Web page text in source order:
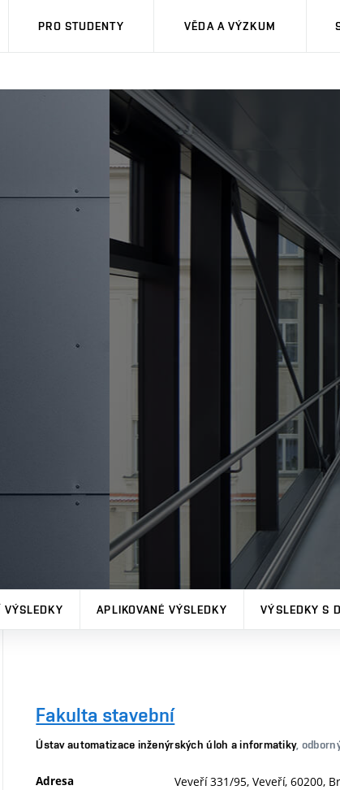
PRO STUDENTY VĚDA A VÝZKUM
VÝSLEDKY APLIKOVANÉ VÝSLEDKY VÝSLEDKY S
Fakulta stavební
Ústav automatizace inženýrských úloh a informatiky,
Adresa Veveří 331/95, Veveří, 60200,